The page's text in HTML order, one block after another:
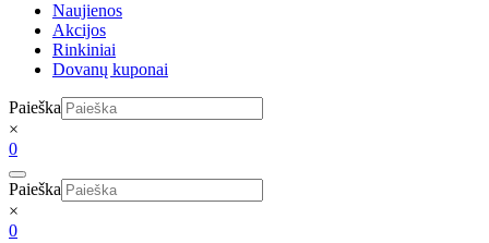
Naujienos
Akcijos
Rinkiniai
Dovanų kuponai
Paieška
×
0
Paieška
×
0